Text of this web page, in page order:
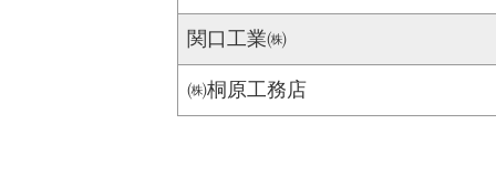
関口工業㈱
㈱桐原工務店